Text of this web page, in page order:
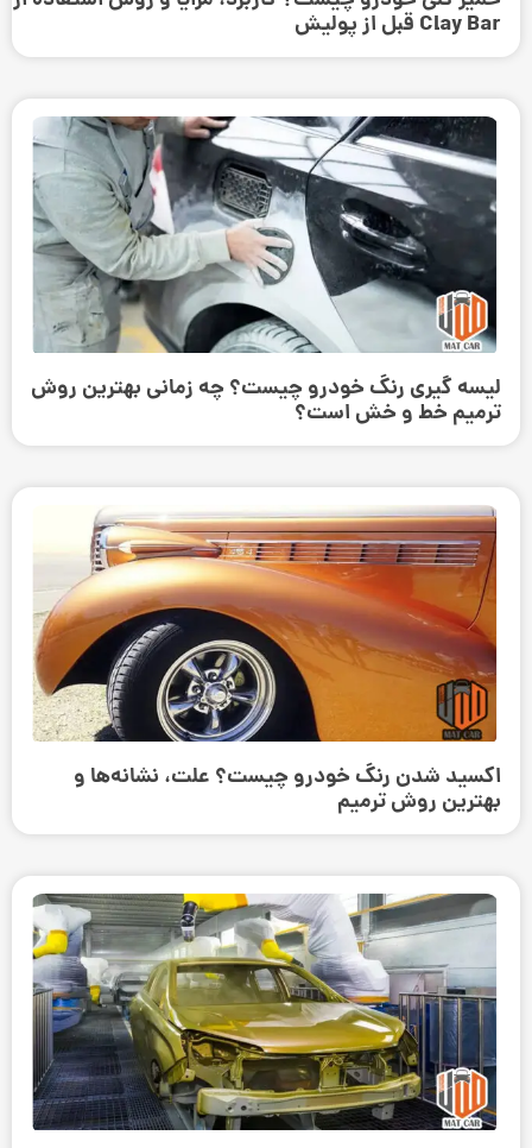
Clay Bar قبل از پولیش
لیسه گیری رنگ خودرو چیست؟ چه زمانی بهترین روش
ترمیم خط و خش است؟
اکسید شدن رنگ خودرو چیست؟ علت، نشانه‌ها و
بهترین روش ترمیم